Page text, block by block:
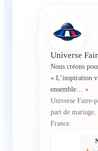
Universe
Nous créons
« L’inspiration
ensemble… »
Universe Faire-
part de mariage,
France.